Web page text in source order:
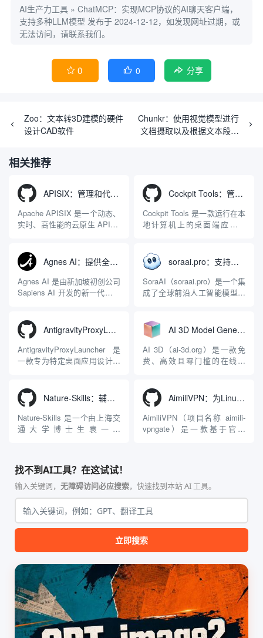
AI生产力工具 » ChatMCP：实现MCP协议的AI聊天客户端，
支持多种LLM模型 发布于 2024-12-12，如发现网址过期，或
无法访问，请联系我们。
 0  0 分享
Zoo：文本转3D建模的硬件
设计CAD软件
Chunkr：使用视觉模型进行
文档摄取以及根据文本段落
相关推荐
APISIX：管理和代理API及大模型流量的高性能网关
Apache APISIX 是一个动态、
实时、高性能的云原生 API 网
LuaJIT 构建，并在 2019 年作
为顶级开源项目捐赠给
Apache 软件基金会。APISIX
彻底摒...
Cockpit Tools：管理多个AI编程IDE账号与配置多开独立实例的本地桌面应用
Cockpit Tools 是一款运行在本
地计算机上的桌面端应用程
程助手的账号与运行环境而设
计。它目前支持包括
Antigravity IDE、Codex、
GitHub Copilo...
Agnes AI：提供全模态模型免费API、支持图文视频生成与复杂工程执行的智能体平台
Agnes AI 是由新加坡初创公司
Sapiens AI 开发的新一代多模
限制，提供集文本、图像、视
频生成于一体的“全模态”大模
型能力。平台的核心产品矩阵
包括主打自动化工作流的
soraai.pro：支持多模型文字转视频和图像生成的在线创作工具
SoraAI（soraai.pro）是一个集
成了全球前沿人工智能模型的
者、营销人员及广大用户提供
一站式、开箱即用的视觉内容
生成解决方案。网站的核心优
势在于其强大的多模型聚合能
AntigravityProxyLauncher：免TUN全局代理使用Antigravity IDE
AntigravityProxyLauncher 是
一款专为特定桌面应用设计的
Windows 平台。当用户使用桌
面版 Gemini 客户端或
Antigravity IDE ...
AI 3D Model Generator：通过文本和图像快速生成3D模型的在线工具
AI 3D（ai-3d.org）是一款免
费、高效且零门槛的在线AI
动Seed 3D两大行业领先的AI
模型架构，致力于帮助用户无
需掌握复杂的3D拓扑知识或昂
贵的专业软件，即可在...
Nature-Skills：辅助撰写学术论文和绘制科研图表的智能体插件
Nature-Skills 是一个由上海交
通大学博士生袁一哲
合，专为顶级学术期刊（如
Nature、Science、Cell 等）
的论文撰写与发表流程设计。
该工具集以智能体插...
AimiliVPN：为Linux提供纯净出站家庭IP的VPN代理网关
AimiliVPN（项目名称 aimili-
vpngate）是一款基于官方
纯 Python 标准库编写，用户
无需安装...
找不到AI工具？在这试试！
输入关键词， 无障碍访问必应搜索，快速找到本站 AI 工具。
立即搜索